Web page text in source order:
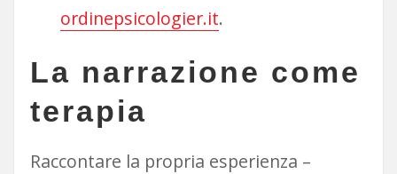
ordinepsicologier.it.
La narrazione come
terapia
Raccontare la propria esperienza –